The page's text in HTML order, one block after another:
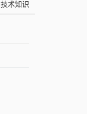
技术知识